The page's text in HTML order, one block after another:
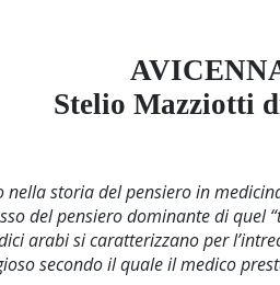
Stelio Mazziotti
storia del pensiero in
del pensiero dominante di
arabi si caratterizzano per
secondo il quale il medico